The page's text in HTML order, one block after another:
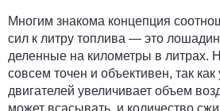
Многим знакома концепция
сил к литру топлива — это
деленные на километры в литрах.
совсем точен и объективен, так
двигателей увеличивает объем
может всасывать, и количество